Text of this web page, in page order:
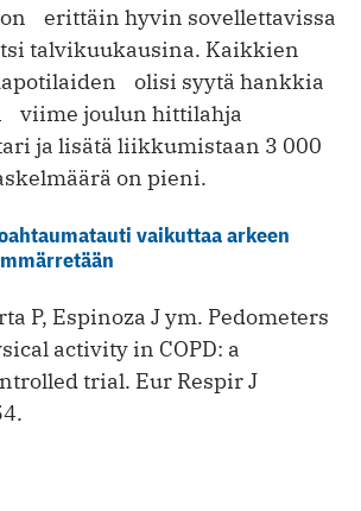
erittäin hyvin sovellettavissa
talvikuukausina. Kaikkien
olisi syytä hankkia
viime joulun hittilahja
ja lisätä liikkumistaan 3 000
on pieni.
vaikuttaa arkeen
P, Espinoza J ym. Pedometers
activity in COPD: a
trial. Eur Respir J